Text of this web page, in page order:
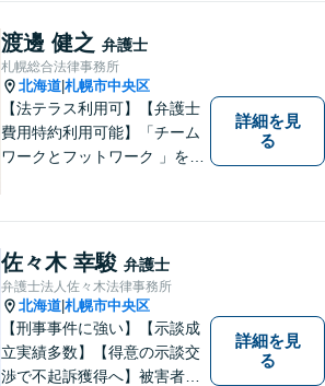
渡邊 健之 弁護士
札幌総合法律事務所
北海道 札幌市中央区
【法テラス利用可】【弁護士
費用特約利用可能】「チーム
ワークとフットワーク 」を合
り、地域の皆さまにとって、
もっと身近な存在になりたい
と考えています。離婚、相
続、交通事故、借金、労働、
刑事事件など
詳細を見
る
佐々木 幸駿 弁護士
弁護士法人佐々木法律事務所
北海道 札幌市中央区
【刑事事件に強い】【示談成
立実績多数】【得意の示談交
渉で不起訴獲得へ】被害者感
詳細を見
る